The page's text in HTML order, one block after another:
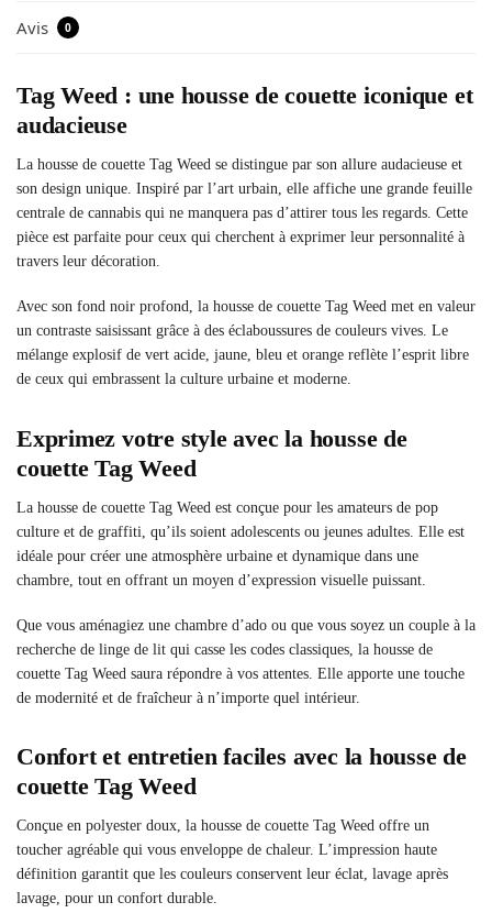
Avis 0
Tag Weed : une housse de couette iconique et
audacieuse
La housse de couette Tag Weed se distingue par son allure audacieuse et
son design unique. Inspiré par l’art urbain, elle affiche une grande feuille
centrale de cannabis qui ne manquera pas d’attirer tous les regards. Cette
pièce est parfaite pour ceux qui cherchent à exprimer leur personnalité à
travers leur décoration.
Avec son fond noir profond, la housse de couette Tag Weed met en valeur
un contraste saisissant grâce à des éclaboussures de couleurs vives. Le
mélange explosif de vert acide, jaune, bleu et orange reflète l’esprit libre
de ceux qui embrassent la culture urbaine et moderne.
Exprimez votre style avec la housse de
couette Tag Weed
La housse de couette Tag Weed est conçue pour les amateurs de pop
culture et de graffiti, qu’ils soient adolescents ou jeunes adultes. Elle est
idéale pour créer une atmosphère urbaine et dynamique dans une
chambre, tout en offrant un moyen d’expression visuelle puissant.
Que vous aménagiez une chambre d’ado ou que vous soyez un couple à la
recherche de linge de lit qui casse les codes classiques, la housse de
couette Tag Weed saura répondre à vos attentes. Elle apporte une touche
de modernité et de fraîcheur à n’importe quel intérieur.
Confort et entretien faciles avec la housse de
couette Tag Weed
Conçue en polyester doux, la housse de couette Tag Weed offre un
toucher agréable qui vous enveloppe de chaleur. L’impression haute
définition garantit que les couleurs conservent leur éclat, lavage après
lavage, pour un confort durable.